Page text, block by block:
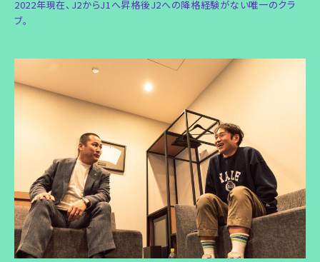
2022年現在、J2からJ1へ昇格後J2への降格経験がない唯一のクラ
ブ。